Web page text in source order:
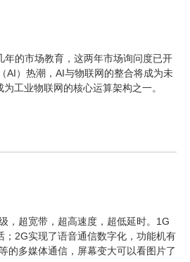
的市场教育，这两年市场询问度已开
AI）热潮，AI与物联网的整合将成为未
工业物联网的核心运算架构之一。
，超宽带，超高速度，超低延时。1G
2G实现了语音通信数字化，功能机有
的多媒体通信，屏幕变大可以看图片了